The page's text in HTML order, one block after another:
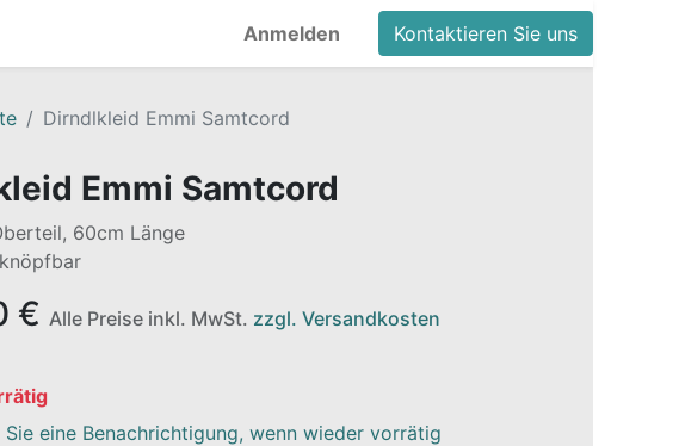
Anmelden Kontaktieren Sie uns
Dirndlkleid Emmi Samtcord
Emmi Samtcord
60cm Länge
€ Alle Preise inkl. MwSt. zzgl. Versandkosten
Sie eine Benachrichtigung, wenn wieder vorrätig